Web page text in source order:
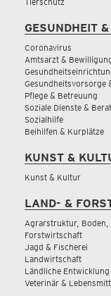
GESUNDHEIT
Coronavirus
Amtsarzt &
Gesundheitsvorsorge
Pflege & Betreuung
Soziale Dienste &
Sozialhilfe
Beihilfen & Kurplätze
KUNST &
Kunst & Kultur
LAND- &
Agrarstruktur, Boden,
Forstwirtschaft
Jagd & Fischerei
Landwirtschaft
Ländliche Entwicklung
Veterinär &